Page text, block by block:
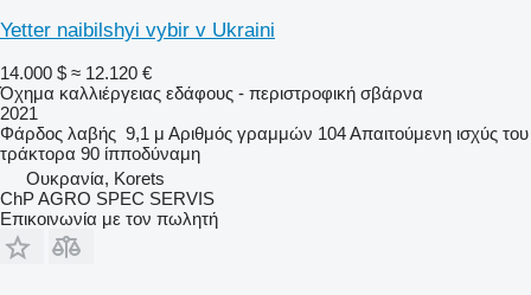
Yetter naibilshyi vybir v Ukraini
14.000 $ ≈ 12.120 €
Όχημα καλλιέργειας εδάφους - περιστροφική σβάρνα
2021
Φάρδος λαβής 9,1 μ Αριθμός γραμμών 104Απαιτούμενη ισχύς του
τράκτορα 90 ίπποδύναμη
Ουκρανία, Korets
ChP AGRO SPEC SERVIS
Επικοινωνία με τον πωλητή